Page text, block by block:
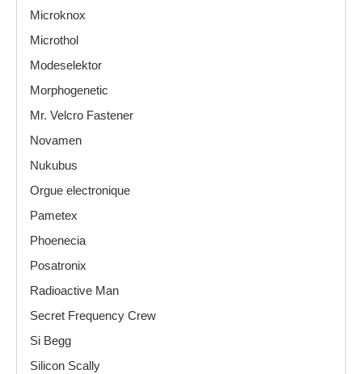
Microknox
Microthol
Modeselektor
Morphogenetic
Mr. Velcro Fastener
Novamen
Nukubus
Orgue electronique
Pametex
Phoenecia
Posatronix
Radioactive Man
Secret Frequency Crew
Si Begg
Silicon Scally